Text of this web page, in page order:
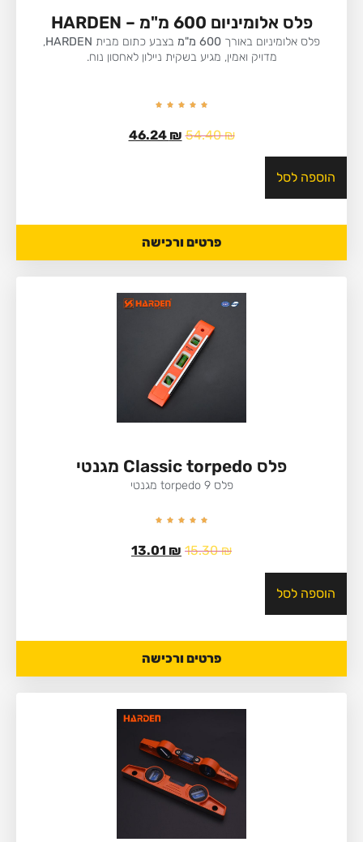
פלס אלומיניום 600 מ"מ – HARDEN
פלס אלומיניום באורך 600 מ"מ בצבע כתום מבית HARDEN
,
מדויק ואמין, מגיע בשקית ניילון לאחסון נוח.
54.40₪
46.24 ₪
הוספה לסל
פרטים ורכישה
פלס Classic torpedo מגנטי
פלס 9 torpedo מגנטי
15.30₪
13.01 ₪
הוספה לסל
פרטים ורכישה